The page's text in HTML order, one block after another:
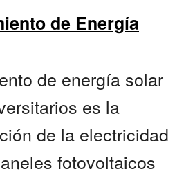
de Energía
de energía solar
es la
de la electricidad
fotovoltaicos